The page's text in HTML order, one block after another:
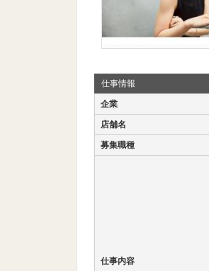
仕事情報
企業
店舗名
募集職種
仕事内容